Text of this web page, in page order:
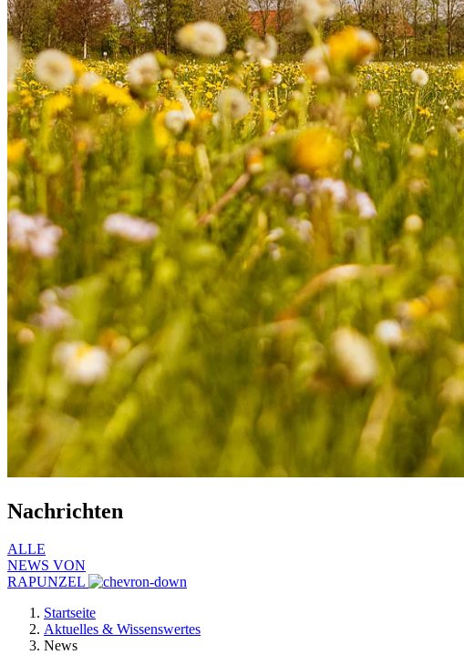
Nachrichten
ALLE
NEWS VON
RAPUNZEL
Startseite
Aktuelles & Wissenswertes
News